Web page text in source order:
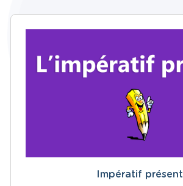
Impératif présent